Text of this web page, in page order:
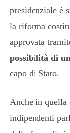
presidenziale è
la riforma
approvata
possibilità di
capo di Stato.
Anche in quella
indipendenti